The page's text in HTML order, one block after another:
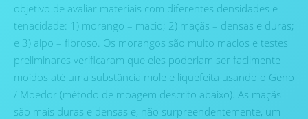
objetivo de avaliar materiais com diferentes densidades e
tenacidade: 1) morango – macio; 2) maçãs – densas e duras;
e 3) aipo – fibroso. Os morangos são muito macios e testes
preliminares verificaram que eles poderiam ser facilmente
moídos até uma substância mole e liquefeita usando o Geno
/ Moedor (método de moagem descrito abaixo). As maçãs
são mais duras e densas e, não surpreendentemente, um